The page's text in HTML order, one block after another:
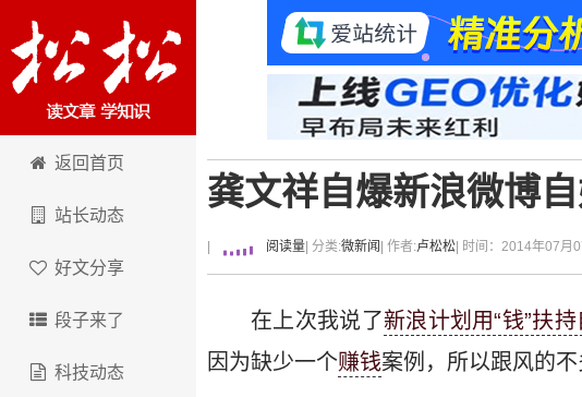
卢松松博客
返回首页
站长动态
好文分享
段子来了
科技动态
龚文祥自爆新浪微博
阅读量 | 分类:微新闻 | 作者:卢松松 | 时间：2014年07月
在上次我说了新浪计划用“钱”扶
因为缺少一个赚钱案例，所以跟风的不